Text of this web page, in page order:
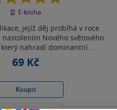
z
5
E-kniha
jejíž děj probíhá v roce
nastolením Nového světového
nahradí dominantní...
69 Kč
Koupit